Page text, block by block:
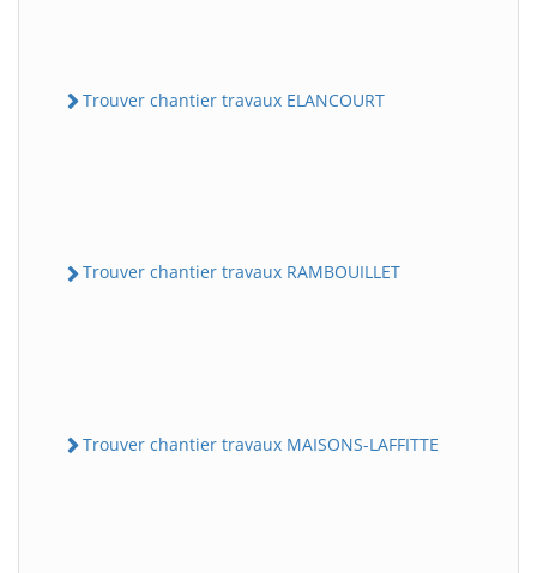
Trouver chantier travaux ELANCOURT
Trouver chantier travaux RAMBOUILLET
Trouver chantier travaux MAISONS-LAFFITTE